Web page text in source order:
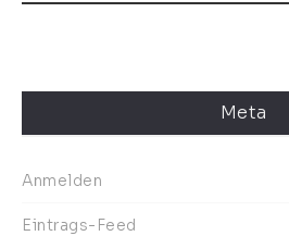
Meta
Anmelden
Eintrags-Feed